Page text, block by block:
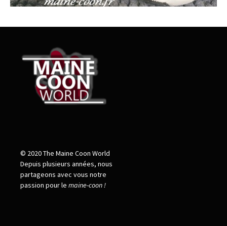
© 2020 The Maine Coon World
Depuis plusieurs années, nous
partageons avec vous notre
passion pour le maine-coon !